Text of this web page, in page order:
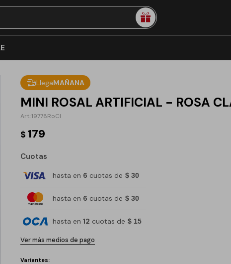
LlegaMAÑANA
MINI ROSAL ARTIFICIAL - ROSA
19778RoCl
$ 179
Cuotas
hasta en 6 cuotas de $ 30
hasta en 6 cuotas de $ 30
hasta en 12 cuotas de $ 15
Ver más medios de pago
Variantes: